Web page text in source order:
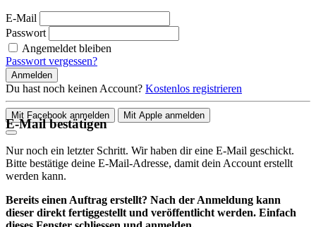
E-Mail
Passwort
Angemeldet bleiben
Passwort vergessen?
Anmelden
Du hast noch keinen Account? Kostenlos registrieren
Mit Facebook anmelden Mit Apple anmelden
E-Mail bestätigen
Nur noch ein letzter Schritt. Wir haben dir eine E-Mail geschickt.
Bitte bestätige deine E-Mail-Adresse, damit dein Account erstellt
werden kann.
Bereits einen Auftrag erstellt? Nach der Anmeldung kann
dieser direkt fertiggestellt und veröffentlicht werden. Einfach